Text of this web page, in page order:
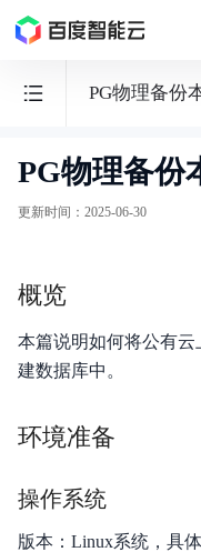
PG物理备份
云
数
RDS
动态与公告
PG物理备份
更新时间 ： 2025-06-30
概览
本篇说明如何将公有
建数据库中。
环境准备
操作系统
版本：Linux系统，具